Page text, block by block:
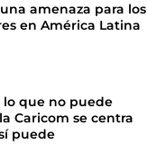
amenaza para los
en América Latina
lo que no puede
Caricom se centra
puede